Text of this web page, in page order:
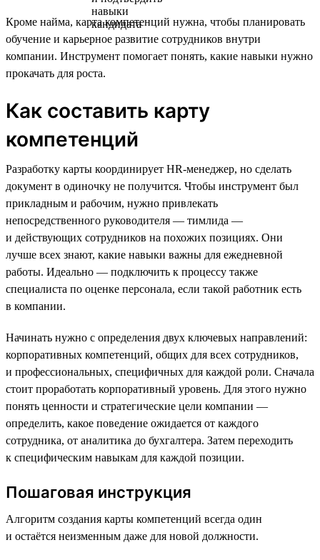
Кроме найма, карта компетенций нужна, чтобы планировать
обучение и карьерное развитие сотрудников внутри
компании. Инструмент помогает понять, какие навыки нужно
прокачать для роста.
Как составить карту
компетенций
Разработку карты координирует HR-менеджер, но сделать
документ в одиночку не получится. Чтобы инструмент был
прикладным и рабочим, нужно привлекать
непосредственного руководителя — тимлида —
и действующих сотрудников на похожих позициях. Они
лучше всех знают, какие навыки важны для ежедневной
работы. Идеально — подключить к процессу также
специалиста по оценке персонала, если такой работник есть
в компании.
Начинать нужно с определения двух ключевых направлений:
корпоративных компетенций, общих для всех сотрудников,
и профессиональных, специфичных для каждой роли. Сначала
стоит проработать корпоративный уровень. Для этого нужно
понять ценности и стратегические цели компании —
определить, какое поведение ожидается от каждого
сотрудника, от аналитика до бухгалтера. Затем переходить
к специфическим навыкам для каждой позиции.
Пошаговая инструкция
Алгоритм создания карты компетенций всегда один
и остаётся неизменным даже для новой должности.